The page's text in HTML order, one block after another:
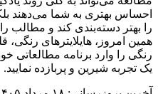
احساس بهتری به شما می‌دهند
را بهتر دسته‌بندی کند و مطالب
همین امروز، هایلایترهای
رنگی را وارد برنامه مطالعاتی
یک تجربه شیرین و پربازده نمایید.